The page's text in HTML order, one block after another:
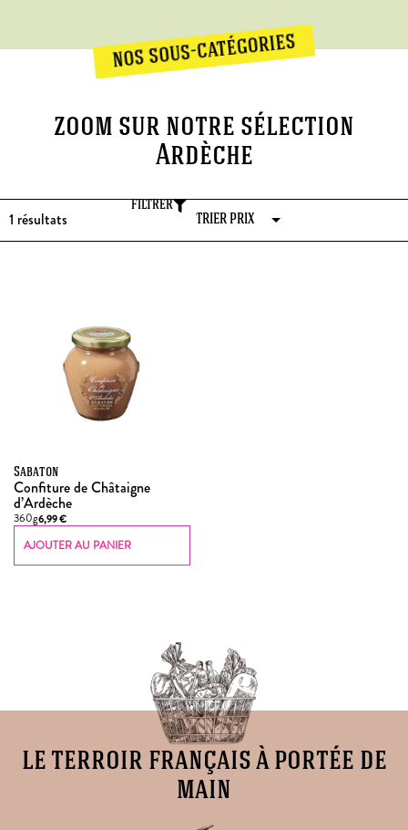
nos sous-catégories
zoom sur notre sélection
Ardèche
1 résultats
FILTRER
Sabaton
Confiture de Châtaigne
d’Ardèche
360g6,99€
AJOUTER AU PANIER
le terroir français à portée de
main